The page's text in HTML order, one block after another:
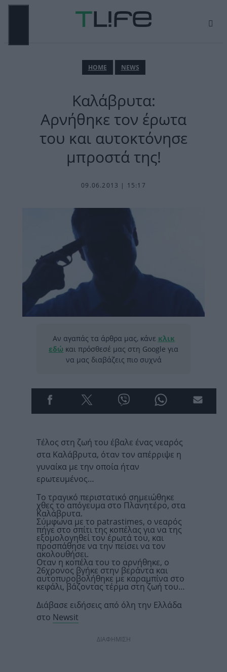
Μετάβαση
ΗΟΜΕ NEWS
Καλάβρυτα:
Αρνήθηκε τον έρωτα
του και αυτοκτόνησε
μπροστά της!
09.06.2013 | 15:17
Αν αγαπάς τα άρθρα μας, κάνε κλικ
εδώ και πρόσθεσέ μας στη Google για
να μας διαβάζεις πιο συχνά
Τέλος στη ζωή του έβαλε ένας νεαρός
στα Καλάβρυτα, όταν τον απέρριψε η
γυναίκα με την οποία ήταν
ερωτευμένος…
Το τραγικό περιστατικό σημειώθηκε
χθες το απόγευμα στο Πλανητέρο, στα
Καλάβρυτα.
Σύμφωνα με το patrastimes, ο νεαρός
πήγε στο σπίτι της κοπέλας για να της
εξομολογηθεί τον έρωτά του, και
προσπάθησε να την πείσει να τον
ακολουθήσει.
Οταν η κοπέλα του το αρνήθηκε, ο
26χρονος βγήκε στην βεράντα και
αυτοπυροβολήθηκε με καραμπίνα στο
κεφάλι, βάζοντας τέρμα στη ζωή του…
Διάβασε ειδήσεις από όλη την Ελλάδα
στο Newsit
ΔΙΑΦΗΜΙΣΗ